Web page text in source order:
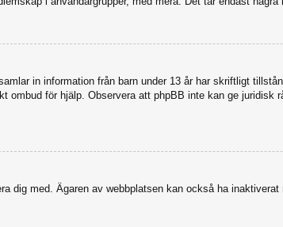
in information från barn under 13 år har skriftligt
för hjälp. Observera att phpBB inte kan ge juridisk
dig med. Ägaren av webbplatsen kan också ha